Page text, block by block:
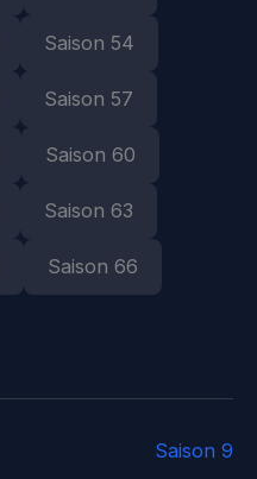
Saison 54
Saison 57
Saison 60
Saison 63
Saison 66
Saison 9